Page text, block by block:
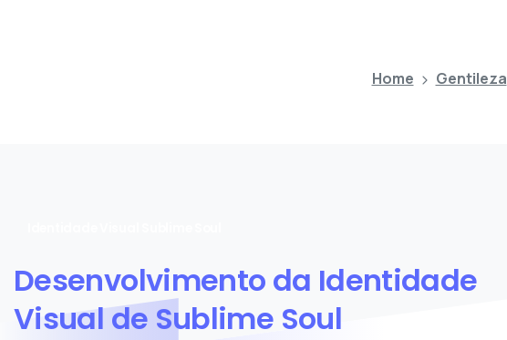
Home Gentileza
Desenvolvimento da Identidade
Visualde Sublime Soul